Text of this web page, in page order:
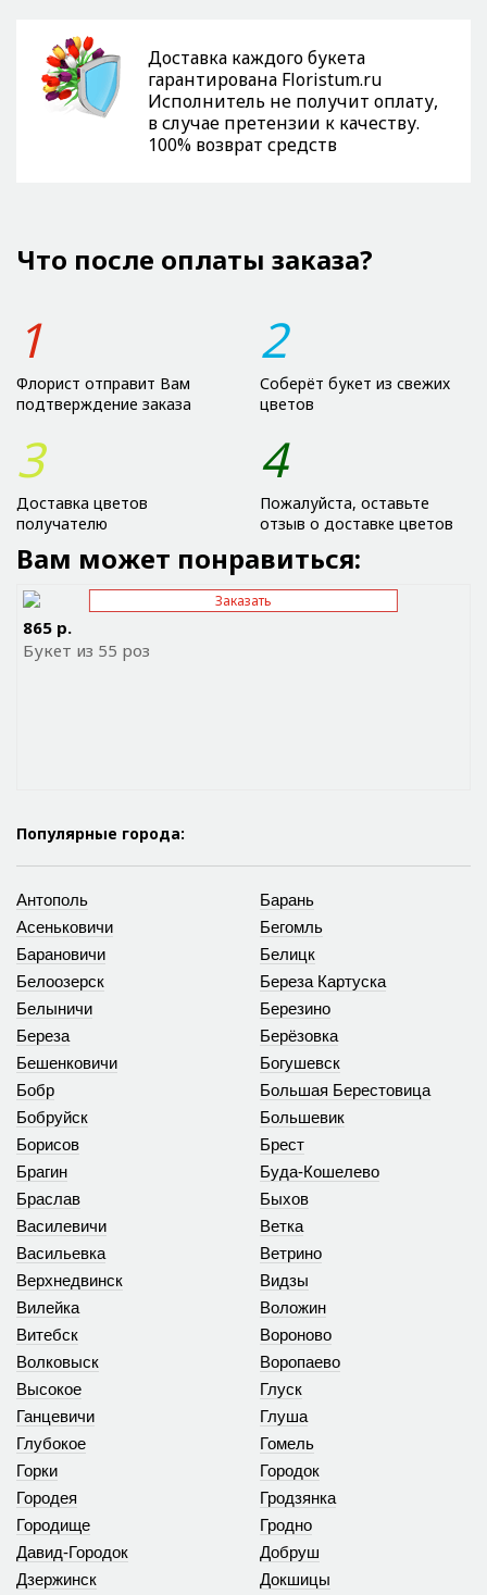
Доставка каждого букета
гарантирована Floristum.ru
Исполнитель не получит оплату,
в случае претензии к качеству.
100% возврат средств
Что после оплаты заказа?
1
Флорист отправит Вам
подтверждение заказа
2
Соберёт букет из свежих
цветов
3
Доставка цветов
получателю
4
Пожалуйста, оставьте
отзыв о доставке цветов
Вам может понравиться:
Заказать
865 р.
Букет из 55 роз
Отправить ссылку на приложение
Популярные города:
Антополь
Асеньковичи
Барановичи
Барань
Бегомль
Белицк
Белоозерск
Белыничи
Береза
Береза Картуска
Березино
Берёзовка
Бешенковичи
Бобр
Бобруйск
Богушевск
Большая Берестовица
Большевик
Борисов
Брагин
Браслав
Брест
Буда-Кошелево
Быхов
Василевичи
Васильевка
Верхнедвинск
Ветка
Ветрино
Видзы
Вилейка
Витебск
Волковыск
Воложин
Вороново
Воропаево
Высокое
Ганцевичи
Глубокое
Глуск
Глуша
Гомель
Горки
Городея
Городище
Городок
Гродзянка
Гродно
Давид-Городок
Дзержинск
Добруш
Докшицы